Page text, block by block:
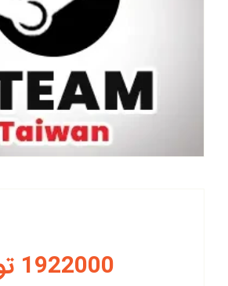
1922000 تومان